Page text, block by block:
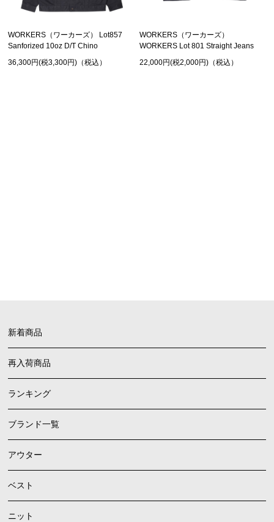
WORKERS（ワーカーズ） Lot857
Sanforized 10oz D/T Chino
36,300円(税3,300円)（税込）
WORKERS（ワーカーズ）
WORKERS Lot 801 Straight Jeans
22,000円(税2,000円)（税込）
新着商品
再入荷商品
ランキング
ブランド一覧
アウター
ベスト
ニット